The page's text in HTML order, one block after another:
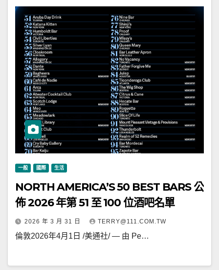
一般 國際 生活
NORTH AMERICA’S 50 BEST BARS 公
佈 2026 年第 51 至 100 位酒吧名單
2026 年 3 月 31 日 TERRY@111.COM.TW
倫敦2026年4月1日 /美通社/ — 由 Pe…